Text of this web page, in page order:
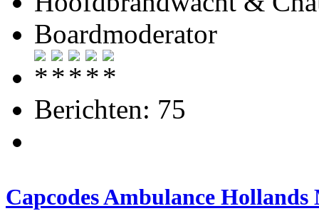
Boardmoderator
Berichten: 75
Capcodes Ambulance Hollands